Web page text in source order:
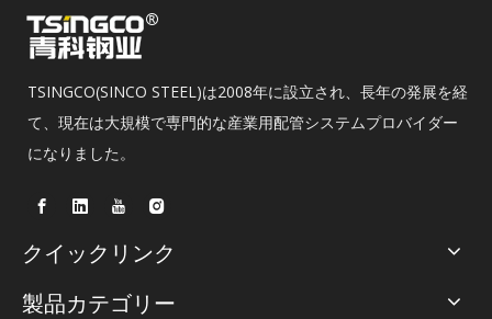
TSINGCO(SINCO STEEL)は2008年に設立され、長年の発展を経
て、現在は大規模で専門的な産業用配管システムプロバイダー
になりました。
クイックリンク
製品カテゴリー